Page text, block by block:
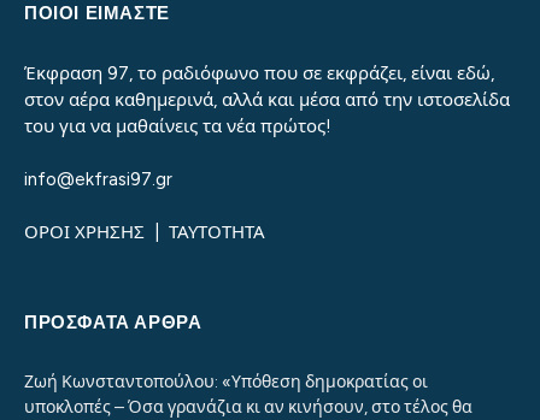
ΠΟΙΟΙ ΕΙΜΑΣΤΕ
Έκφραση 97, το ραδιόφωνο που σε εκφράζει, είναι εδώ,
στον αέρα καθημερινά, αλλά και μέσα από την ιστοσελίδα
του για να μαθαίνεις τα νέα πρώτος!
info@ekfrasi97.gr
ΟΡΟΙ ΧΡΗΣΗΣ ΤΑΥΤΟΤΗΤΑ
ΠΡΌΣΦΑΤΑ ΆΡΘΡΑ
Ζωή Κωνσταντοπούλου: «Υπόθεση δημοκρατίας οι
υποκλοπές – Όσα γρανάζια κι αν κινήσουν, στο τέλος θα